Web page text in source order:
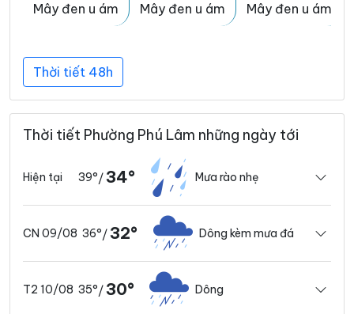
Mây đen u ám
Mây đen u ám
Mây đen u ám
Thời tiết 48h
Thời tiết Phường Phú Lâm những ngày tới
Hiện tại 39°/ 34° Mưa rào nhẹ
CN 09/08 36°/ 32° Dông kèm mưa đá
T2 10/08 35°/ 30° Dông